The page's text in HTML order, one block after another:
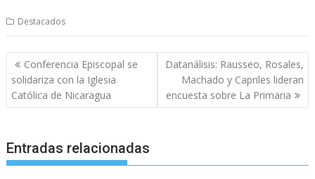
Destacados
Navegación
de
entradas
Conferencia Episcopal se
solidariza con la Iglesia
Católica de Nicaragua
Datanálisis: Rausseo, Rosales,
Machado y Capriles lideran
encuesta sobre La Primaria
Entradas relacionadas